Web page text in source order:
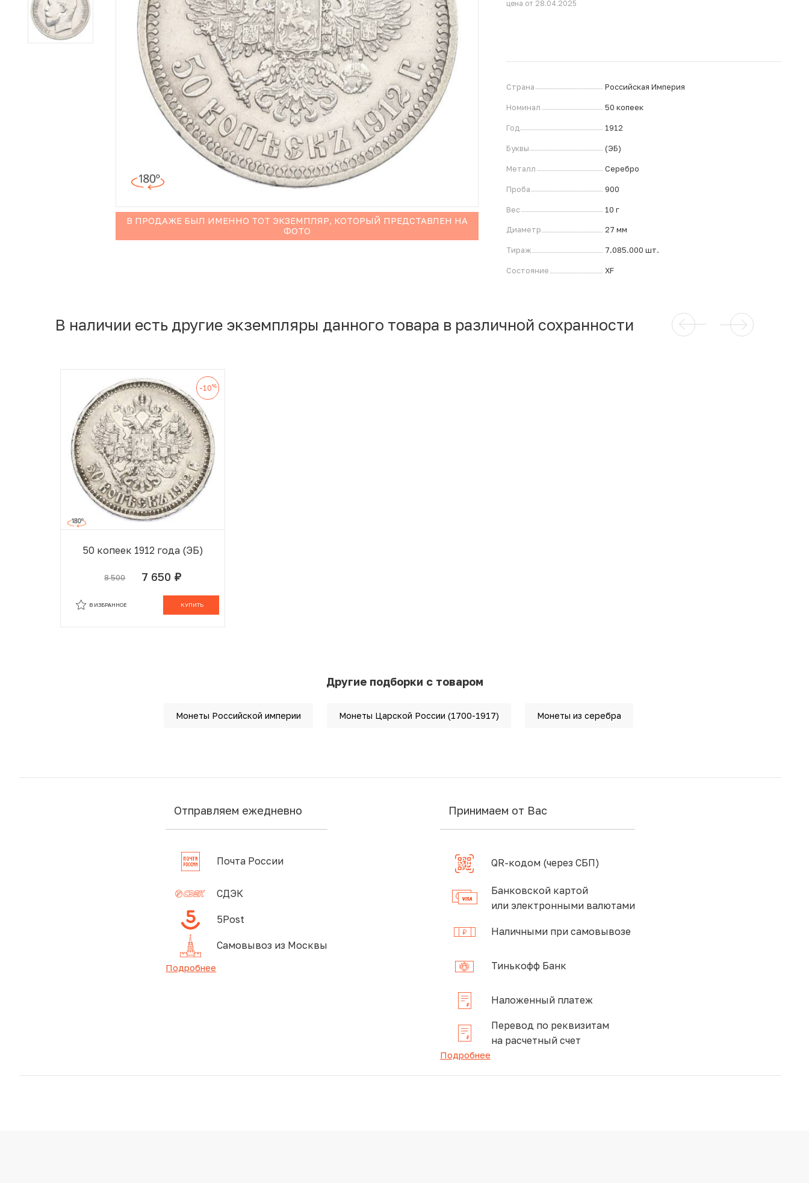
Иностранные монеты
Неофициальные выпуски монет (Unusual)
Античные и средневековые монеты
В ПРОДАЖЕ БЫЛ ИМЕННО ТОТ ЭКЗЕМПЛЯР, КОТОРЫЙ ПРЕДСТАВЛЕН НА
ФОТО
цена от 28.04.2025
Страна Российская Империя
Номинал 50 копеек
Год 1912
Буквы (ЭБ)
Металл Серебро
Проба 900
Вес 10 г
Диаметр 27 мм
Тираж 7.085.000 шт.
Состояние XF
В наличии есть другие экземпляры данного товара в различной сохранности
-10%
50 копеек 1912 года (ЭБ)
8 500 7 650 руб.
КУПИТЬ
В ИЗБРАННОЕ
Другие подборки с товаром
Монеты Российской империи Монеты Царской России (1700-1917) Монеты из серебра
Отправляем ежедневно
Почта России
СДЭК
5Post
Самовывоз из Москвы
Подробнее
Принимаем от Вас
QR-кодом (через СБП)
Банковской картой
или электронными валютами
Наличными при самовывозе
Тинькофф Банк
Наложенный платеж
Перевод по реквизитам
на расчетный счет
Подробнее